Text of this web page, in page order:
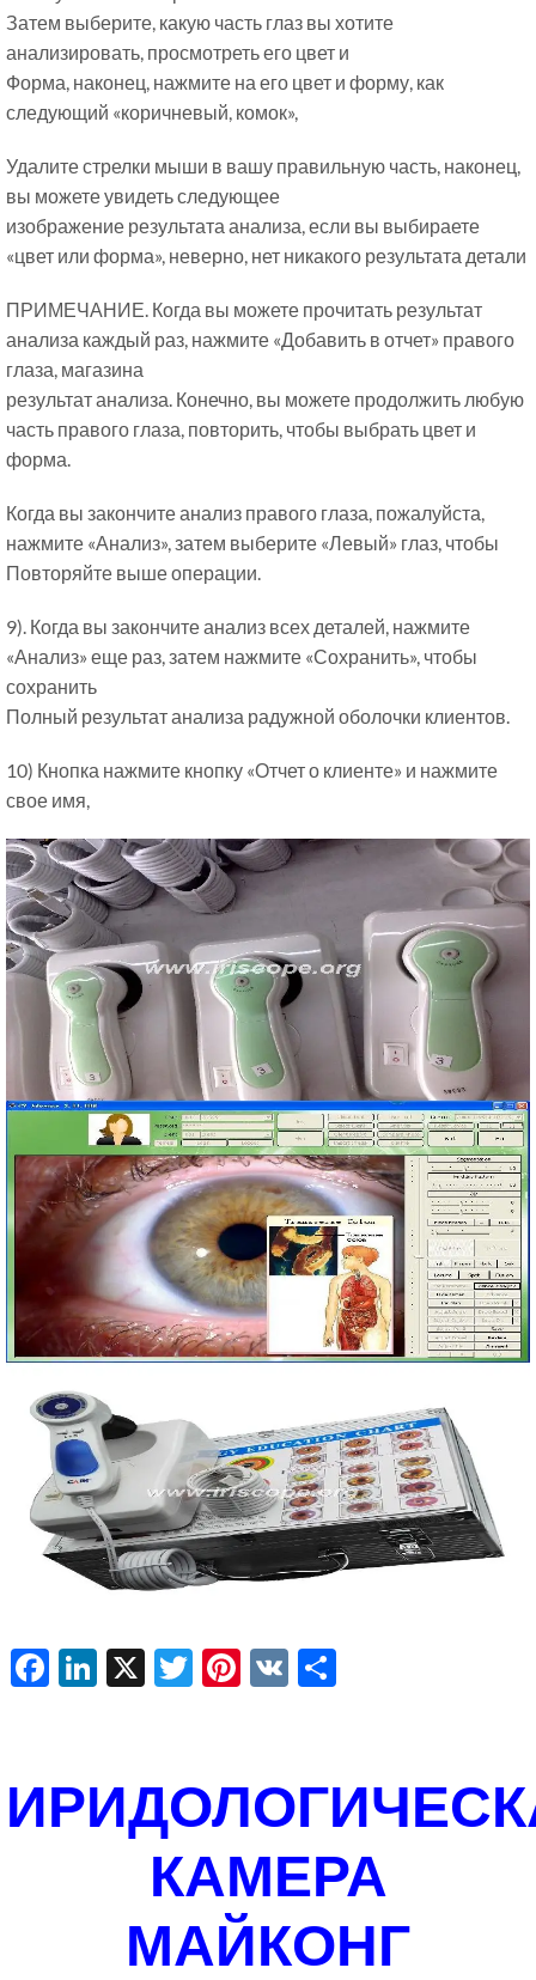
Затем выберите, какую часть глаз вы хотите
анализировать, просмотреть его цвет и
Форма, наконец, нажмите на его цвет и форму, как
следующий «коричневый, комок»,
Удалите стрелки мыши в вашу правильную часть, наконец,
вы можете увидеть следующее
изображение результата анализа, если вы выбираете
«цвет или форма», неверно, нет никакого результата детали
ПРИМЕЧАНИЕ. Когда вы можете прочитать результат
анализа каждый раз, нажмите «Добавить в отчет» правого
глаза, магазина
результат анализа. Конечно, вы можете продолжить любую
часть правого глаза, повторить, чтобы выбрать цвет и
форма.
Когда вы закончите анализ правого глаза, пожалуйста,
нажмите «Анализ», затем выберите «Левый» глаз, чтобы
Повторяйте выше операции.
9). Когда вы закончите анализ всех деталей, нажмите
«Анализ» еще раз, затем нажмите «Сохранить», чтобы
сохранить
Полный результат анализа радужной оболочки клиентов.
10) Кнопка нажмите кнопку «Отчет о клиенте» и нажмите
свое имя,
Facebook
LinkedIn
X Twitter
Pinterest
VK
КАМЕРА
МАЙКОНГ